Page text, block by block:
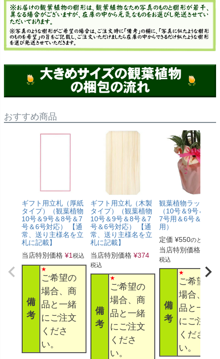
おすすめ商品
ギフト用立札（厚紙
タイプ）（観葉植物
10号＆9号＆8号＆7
号＆6号対応） 【通
常、送り主様名を立
札に記載】
当店特別価格 ¥1 税込
備
考
ご希望の
場合、商
品と一緒
にご注文
くださ
い。
ギフト用立札（木製
タイプ）（観葉植物
10号＆9号＆8号＆7
号＆6号対応） 【通
常、送り主様名を立
札に記載】
当店特別価格 ¥374
税込
備
考
ご希望の
場合、商
品と一緒
にご注文
くださ
い。
観葉植物ラッピン
（10号＆9号＆8号
7号用＆6号＆5号
用）
定価 ¥550のところ
当店特別価格
税込
備
考
ご希望の
場合、商
品と一緒
にご注文
くださ
い。